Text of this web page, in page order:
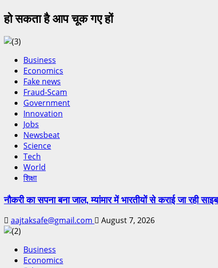
हो सकता है आप चूक गए हों
Business
Economics
Fake news
Fraud-Scam
Government
Innovation
Jobs
Newsbeat
Science
Tech
World
शिक्षा
नौकरी का सपना बना जाल, म्यांमार में भारतीयों से कराई जा रही
aajtaksafe@gmail.com August 7, 2026
Business
Economics